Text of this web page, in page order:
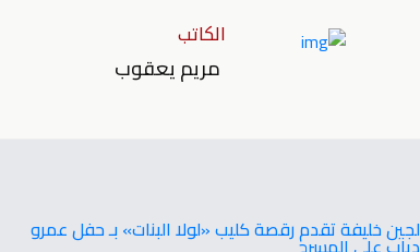
الكاتب
مريم يعقوب
لجين خليفة تقدم رقصة كليب «لولا البنات» بـ حفل عمرو